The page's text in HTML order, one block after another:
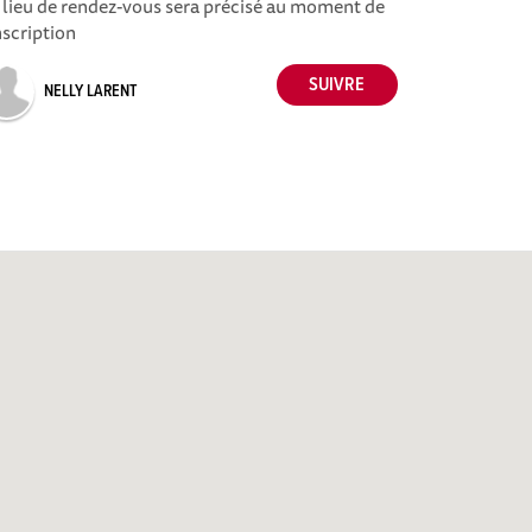
NELLY LARENT